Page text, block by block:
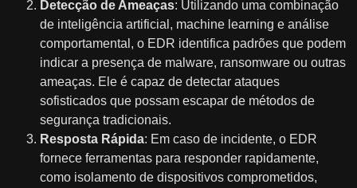
Detecção de Ameaças: Utilizando uma combinação
de inteligência artificial, machine learning e análise
comportamental, o EDR identifica padrões que podem
indicar a presença de malware, ransomware ou outras
ameaças. Ele é capaz de detectar ataques
sofisticados que possam escapar de métodos de
segurança tradicionais.
Resposta Rápida: Em caso de incidente, o EDR
fornece ferramentas para responder rapidamente,
como isolamento de dispositivos comprometidos,